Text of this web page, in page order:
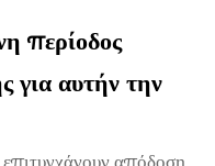
περίοδος
για αυτήν την
επιτυγχάνουν απόδοση